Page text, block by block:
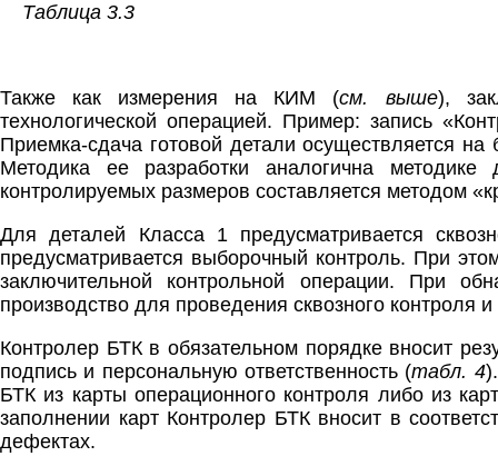
Таблица 3.3
Также как измерения на КИМ (см. выше),
технологической операцией. Пример: запись
Приемка-сдача готовой детали осуществляется
Методика ее разработки аналогична
контролируемых размеров составляется методом
Для деталей Класса 1 предусматривается
предусматривается выборочный контроль. При
заключительной контрольной операции. При
производство для проведения сквозного контроля
Контролер БТК в обязательном порядке вносит
подпись и персональную ответственность (табл. 4
БТК из карты операционного контроля либо из
заполнении карт Контролер БТК вносит в
дефектах.